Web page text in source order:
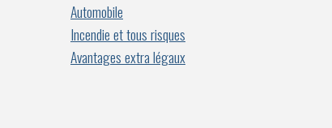
Automobile
Incendie et tous risques
Avantages extra légaux